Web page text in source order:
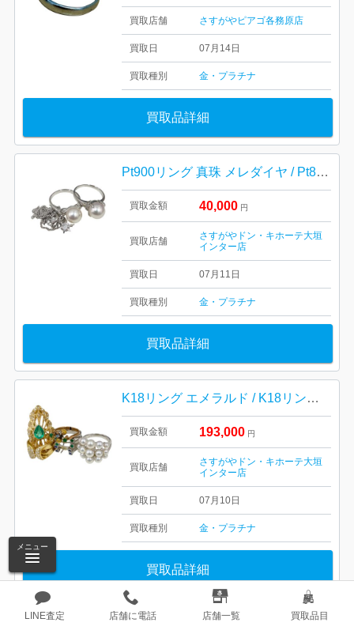
メニュー
LINE査定 店舗に電話 店舗一覧 買取品目
買取店舗 さすがやピアゴ各務原店
買取日 07月14日
買取種別 金・プラチナ
買取品詳細
Pt900リング 真珠 メレダイヤ / Pt850ネックレス ダイヤ
買取金額 40,000 円
買取店舗
さすがやドン・キホーテ大垣
インター店
買取日 07月11日
買取種別 金・プラチナ
買取品詳細
K18リング エメラルド / K18リング / K18WGリング 真珠
買取金額 193,000 円
買取店舗
さすがやドン・キホーテ大垣
インター店
買取日 07月10日
買取種別 金・プラチナ
買取品詳細
1 2 4 »